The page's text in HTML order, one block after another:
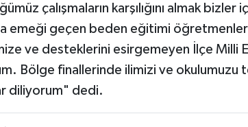
çalışmaların karşılığını almak bizler
emeği geçen beden eğitimi
ve desteklerini esirgemeyen İlçe Milli
Bölge finallerinde ilimizi ve okulumuzu
diliyorum" dedi.